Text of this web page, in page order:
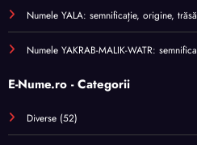
Numele YALA: semnificație, origine,
Numele YAKRAB-MALIK-WATR:
E-Nume.ro - Categorii
Diverse (52)